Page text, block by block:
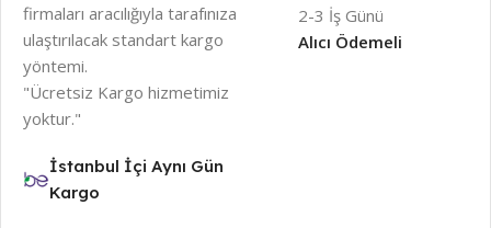
firmaları aracılığıyla tarafınıza
ulaştırılacak standart kargo
yöntemi.
"Ücretsiz Kargo hizmetimiz
yoktur."
2-3 İş Günü
Alıcı Ödemeli
İstanbul İçi Aynı Gün
Kargo